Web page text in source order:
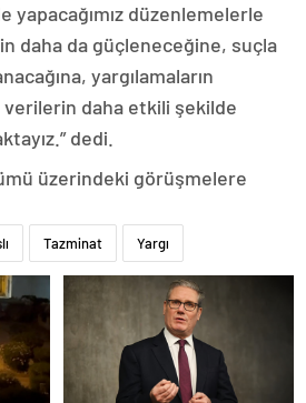
yapacağımız düzenlemelerle
daha da güçleneceğine, suçla
yargılamaların
verilerin daha etkili şekilde
dedi.
üzerindeki görüşmelere
Tazminat Yargı